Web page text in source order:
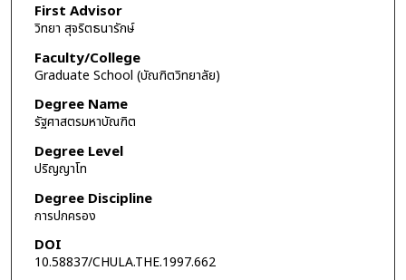
First Advisor
วิทยา สุจริตธนารักษ์
Faculty/College
Graduate School (บัณฑิตวิทยาลัย)
Degree Name
รัฐศาสตรมหาบัณฑิต
Degree Level
ปริญญาโท
Degree Discipline
การปกครอง
DOI
10.58837/CHULA.THE.1997.662